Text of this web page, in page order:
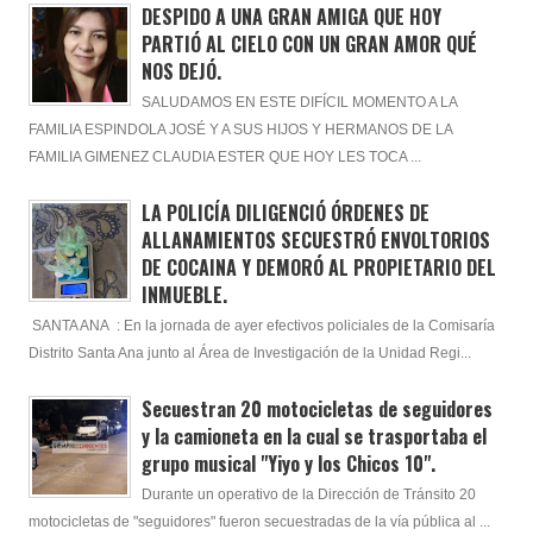
DESPIDO A UNA GRAN AMIGA QUE HOY
PARTIÓ AL CIELO CON UN GRAN AMOR QUÉ
NOS DEJÓ.
SALUDAMOS EN ESTE DIFÍCIL MOMENTO A LA
FAMILIA ESPINDOLA JOSÉ Y A SUS HIJOS Y HERMANOS DE LA
FAMILIA GIMENEZ CLAUDIA ESTER QUE HOY LES TOCA ...
LA POLICÍA DILIGENCIÓ ÓRDENES DE
ALLANAMIENTOS SECUESTRÓ ENVOLTORIOS
DE COCAINA Y DEMORÓ AL PROPIETARIO DEL
INMUEBLE.
SANTA ANA : En la jornada de ayer efectivos policiales de la Comisaría
Distrito Santa Ana junto al Área de Investigación de la Unidad Regi...
Secuestran 20 motocicletas de seguidores
y la camioneta en la cual se trasportaba el
grupo musical "Yiyo y los Chicos 10".
Durante un operativo de la Dirección de Tránsito 20
motocicletas de "seguidores" fueron secuestradas de la vía pública al ...